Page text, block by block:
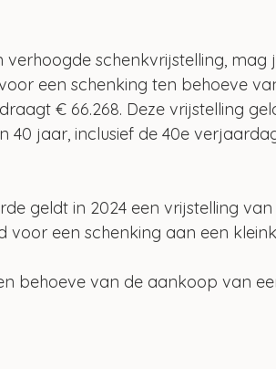
schenkvrijstelling, mag
een schenking ten behoeve
€ 66.268. Deze vrijstelling
40 jaar, inclusief de 40e
geldt in 2024 een vrijstelling van
voor een schenking aan een
behoeve van de aankoop van